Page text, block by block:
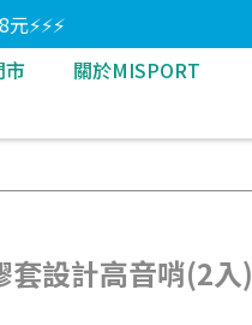
⚡⚡⚡
市
關於MISPORT
設計高音哨(2入)